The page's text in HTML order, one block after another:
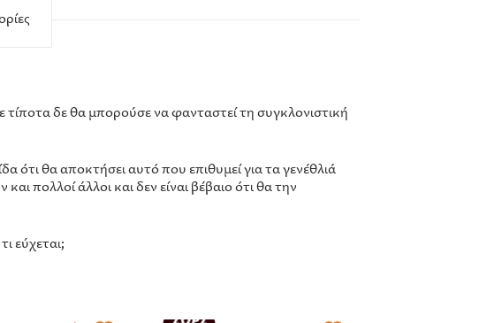
τίποτα δε θα μπορούσε να φανταστεί τη συγκλονιστική
ότι θα αποκτήσει αυτό που επιθυμεί για τα γενέθλιά
πολλοί άλλοι και δεν είναι βέβαιο ότι θα την
εύχεται;